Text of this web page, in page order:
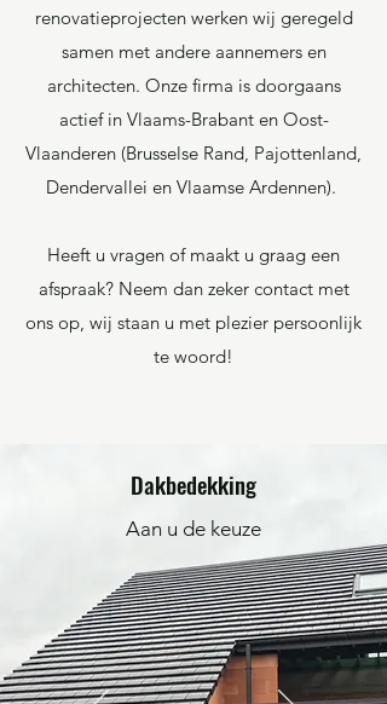
renovatieprojecten werken wij geregeld
samen met andere aannemers en
architecten. Onze firma is doorgaans
actief in Vlaams-Brabant en Oost-
Vlaanderen (Brusselse Rand, Pajottenland,
Dendervallei en Vlaamse Ardennen).
Heeft u vragen of maakt u graag een
afspraak? Neem dan zeker contact met
ons op, wij staan u met plezier persoonlijk
te woord!
Dakbedekking
Aan u de keuze